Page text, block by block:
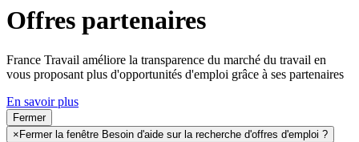
Offres partenaires
France Travail améliore la transparence du marché du travail en
vous proposant plus d'opportunités d'emploi grâce à ses partenaires
En savoir plus
Fermer
× Fermer la fenêtre Besoin d'aide sur la recherche d'offres d'emploi ?